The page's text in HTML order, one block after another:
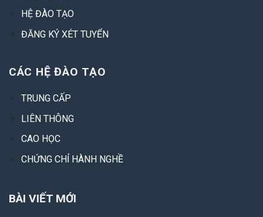
HỆ ĐÀO TẠO
ĐĂNG KÝ XÉT TUYỂN
CÁC HỆ ĐÀO TẠO
TRUNG CẤP
LIÊN THÔNG
CAO HỌC
CHỨNG CHỈ HÀNH NGHỀ
BÀI VIẾT MỚI